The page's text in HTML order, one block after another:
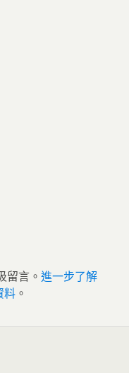
留言。 進一步了解
料 。